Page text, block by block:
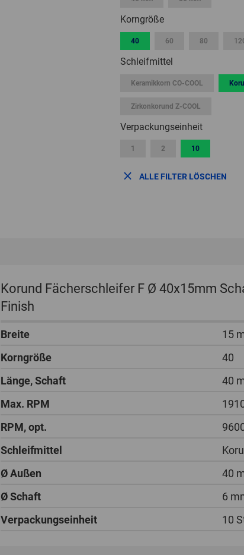
Korngröße
40 60 80
Schleifmittel
Keramikkorn CO-COOL
Zirkonkorund Z-COOL
Verpackungseinheit
1 2 10
ALLE FILTER LÖSCHEN
Korund Fächerschleifer F Ø 40x15mm
Finish
Breite
15
Korngröße
40
Länge, Schaft
40
Max. RPM
RPM, opt.
Schleifmittel
Ø Außen
40
Ø Schaft
6
Verpackungseinheit
10